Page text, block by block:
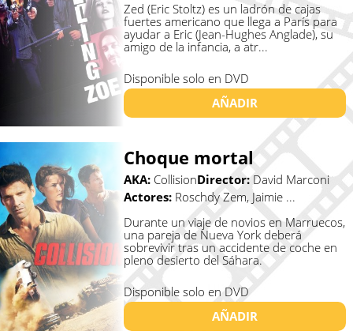
Zed (Eric Stoltz) es un ladrón de cajas
fuertes americano que llega a París para
ayudar a Eric (Jean-Hughes Anglade), su
amigo de la infancia, a atr...
Disponible solo en DVD
AÑADIR
Choque mortal
AKA: CollisionDirector: David Marconi
Actores: Roschdy Zem, Jaimie ...
Durante un viaje de novios en Marruecos,
una pareja de Nueva York deberá
sobrevivir tras un accidente de coche en
pleno desierto del Sáhara.
Disponible solo en DVD
AÑADIR